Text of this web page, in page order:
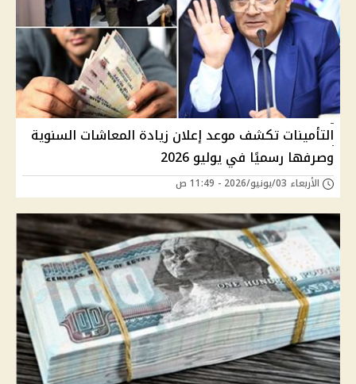
التأمينات تكشف موعد إعلان زيادة المعاشات السنوية
وصرفها رسميًا في يوليو 2026
الأربعاء 03/يونيو/2026 - 11:49 ص